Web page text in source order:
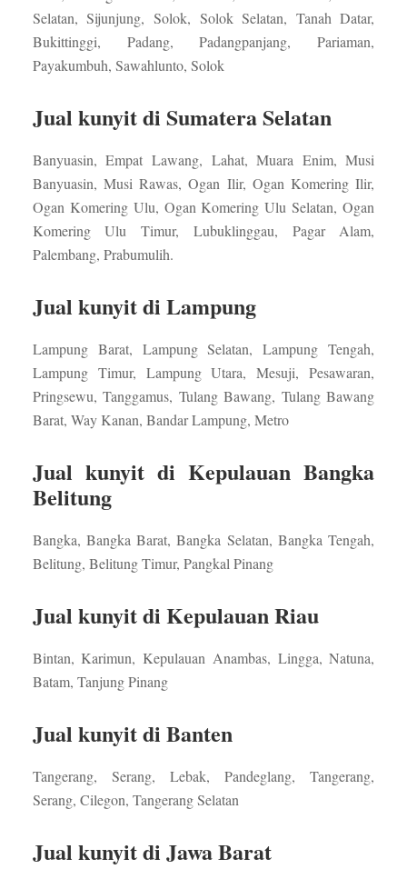
Selatan, Sijunjung, Solok, Solok Selatan, Tanah Datar,
Bukittinggi, Padang, Padangpanjang, Pariaman,
Payakumbuh, Sawahlunto, Solok
Jual kunyit di Sumatera Selatan
Banyuasin, Empat Lawang, Lahat, Muara Enim, Musi
Banyuasin, Musi Rawas, Ogan Ilir, Ogan Komering Ilir,
Ogan Komering Ulu, Ogan Komering Ulu Selatan, Ogan
Komering Ulu Timur, Lubuklinggau, Pagar Alam,
Palembang, Prabumulih.
Jual kunyit di Lampung
Lampung Barat, Lampung Selatan, Lampung Tengah,
Lampung Timur, Lampung Utara, Mesuji, Pesawaran,
Pringsewu, Tanggamus, Tulang Bawang, Tulang Bawang
Barat, Way Kanan, Bandar Lampung, Metro
Jual kunyit di Kepulauan Bangka
Belitung
Bangka, Bangka Barat, Bangka Selatan, Bangka Tengah,
Belitung, Belitung Timur, Pangkal Pinang
Jual kunyit di Kepulauan Riau
Bintan, Karimun, Kepulauan Anambas, Lingga, Natuna,
Batam, Tanjung Pinang
Jual kunyit di Banten
Tangerang, Serang, Lebak, Pandeglang, Tangerang,
Serang, Cilegon, Tangerang Selatan
Jual kunyit di Jawa Barat